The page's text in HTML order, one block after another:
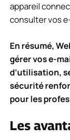
appareil
consulter vos
En résumé,
gérer vos e-
d’utilisation,
sécurité
pour les
Les